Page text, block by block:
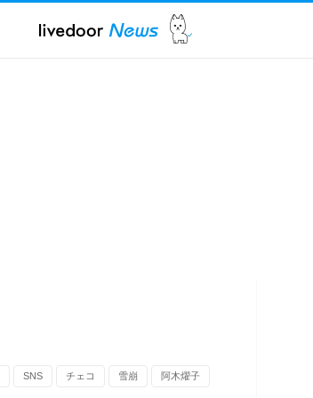
SNS チェコ 雪崩 阿木燿子